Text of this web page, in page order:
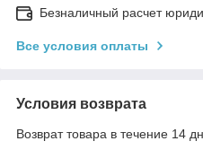
Безналичный расчет
Все условия оплаты
Условия возврата
Возврат товара в течение 14